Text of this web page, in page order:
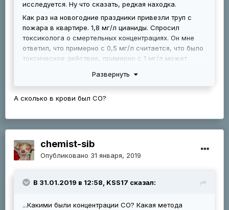
исследуется. Ну что сказать, редкая находка.
Как раз на новогодние праздники привезли труп с
пожара в квартире. 1,8 мг/л цианиды. Спросил
токсиколога о смертельных концентрациях. Он мне
ответил, что примерно с 0,5 мг/л считается, что было
токсическое действие, примерно с 1 мг/л может
говорит, что скорее всего не встречались ему, во
случай вспомнить.
Развернуть
А сколько в крови был СО?
chemist-sib
Опубликовано 31 января, 2019
В 31.01.2019 в 12:58, KSS17 сказал:
...Какими были концентрации СО? Какая метода